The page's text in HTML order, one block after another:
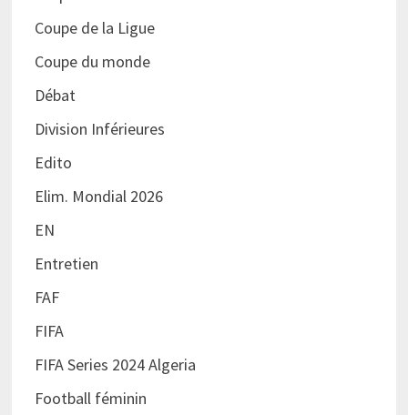
Coupe de la Ligue
Coupe du monde
Débat
Division Inférieures
Edito
Elim. Mondial 2026
EN
Entretien
FAF
FIFA
FIFA Series 2024 Algeria
Football féminin